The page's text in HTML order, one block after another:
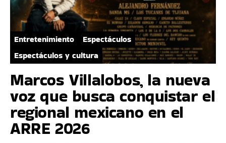
Entretenimiento
Espectáculos
Espectáculos y cultura
Marcos Villalobos, la nueva
voz que busca conquistar el
regional mexicano en el
ARRE 2026